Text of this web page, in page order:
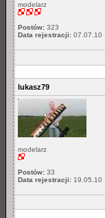
modelarz
Postów: 323
Data rejestracji: 07.07.10
lukasz79
modelarz
Postów: 33
Data rejestracji: 19.05.10